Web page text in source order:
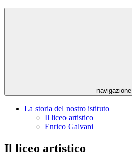
navigazione
La storia del nostro istituto
Il liceo artistico
Enrico Galvani
Il liceo artistico